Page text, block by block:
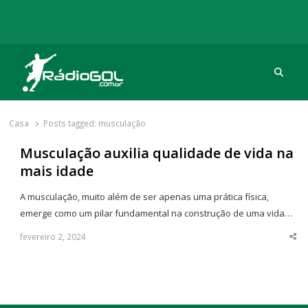
Rádio Gol
Há mais de 20 anos com as melhores coberturas
Casa Posts tagged: musculação
Musculação auxilia qualidade de vida na
mais idade
A musculação, muito além de ser apenas uma prática física,
emerge como um pilar fundamental na construção de uma vida…
fevereiro 2, 2024